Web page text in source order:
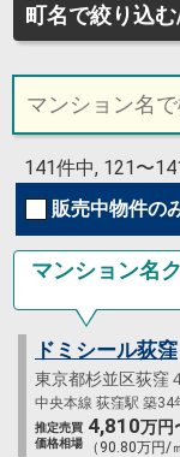
町名で絞り込
141件中, 121〜
販売中物件の
マンション名
ドミシール荻窪
東京都杉並区荻窪
中央本線 荻窪駅 築34
推定売買
価格相場
4,810万円
（90.80万円/